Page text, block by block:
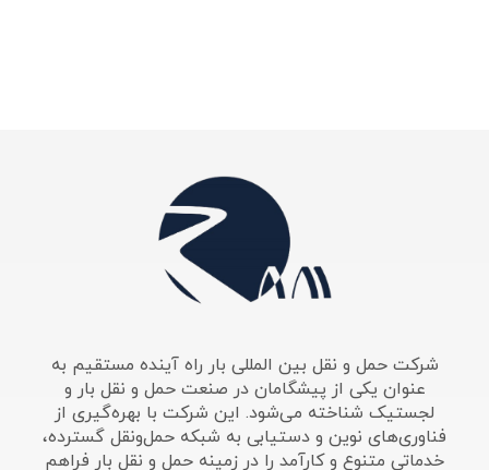
شرکت حمل و نقل بین المللی بار راه آینده مستقیم به
عنوان یکی از پیشگامان در صنعت حمل و نقل بار و
لجستیک شناخته می‌شود. این شرکت با بهره‌گیری از
فناوری‌های نوین و دستیابی به شبکه حمل‌ونقل گسترده،
خدماتی متنوع و کارآمد را در زمینه حمل و نقل بار فراهم